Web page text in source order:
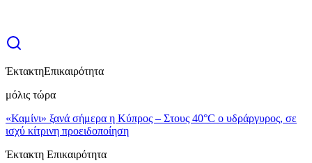
ΈκτακτηΕπικαιρότητα
μόλις τώρα
«Καμίνι» ξανά σήμερα η Κύπρος – Στους 40°C ο υδράργυρος, σε
ισχύ κίτρινη προειδοποίηση
Έκτακτη Επικαιρότητα